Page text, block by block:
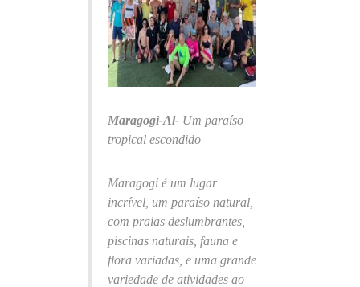
Maragogi-Al- Um paraíso
tropical escondido
Maragogi é um lugar
incrível, um paraíso natural,
com praias deslumbrantes,
piscinas naturais, fauna e
flora variadas, e uma grande
variedade de atividades ao